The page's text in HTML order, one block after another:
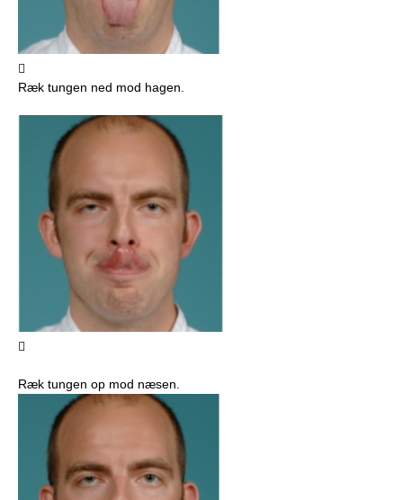

Ræk tungen ned mod hagen.

Ræk tungen op mod næsen.